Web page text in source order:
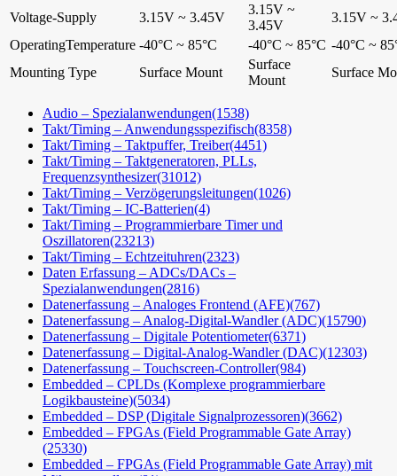
Voltage-Supply
3.15V ~ 3.45V
3.15V ~
3.45V
3.15V ~
OperatingTemperature -40°C ~ 85°C -40°C ~ 85°C -40°C ~
Mounting Type
Surface Mount
Surface
Mount
Surface
Audio – Spezialanwendungen(1538)
Takt/Timing – Anwendungsspezifisch(8358)
Takt/Timing – Taktpuffer, Treiber(4451)
Takt/Timing – Taktgeneratoren, PLLs,
Frequenzsynthesizer(31012)
Takt/Timing – Verzögerungsleitungen(1026)
Takt/Timing – IC-Batterien(4)
Takt/Timing – Programmierbare Timer und
Oszillatoren(23213)
Takt/Timing – Echtzeituhren(2323)
Daten Erfassung – ADCs/DACs –
Spezialanwendungen(2816)
Datenerfassung – Analoges Frontend (AFE)(767)
Datenerfassung – Analog-Digital-Wandler (ADC)(15790)
Datenerfassung – Digitale Potentiometer(6371)
Datenerfassung – Digital-Analog-Wandler (DAC)(12303)
Datenerfassung – Touchscreen-Controller(984)
Embedded – CPLDs (Komplexe programmierbare
Logikbausteine)(5034)
Embedded – DSP (Digitale Signalprozessoren)(3662)
Embedded – FPGAs (Field Programmable Gate Array)
(25330)
Embedded – FPGAs (Field Programmable Gate Array) mit